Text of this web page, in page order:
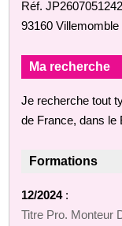
Réf. JP2607051242
93160 Villemomble
Ma recherche
Je recherche tout
de France, dans le
Formations
12/2024:
Titre Pro. Monteur